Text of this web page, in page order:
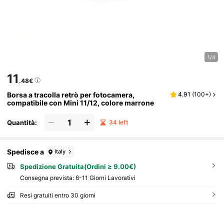
1/4
11 .48€
Borsa a tracolla retrò per fotocamera,
compatibile con Mini 11/12, colore marrone
4.91 (100+)
Quantità: 34 left
Spedisce a Italy
Spedizione Gratuita(Ordini ≥ 9.00€)
Consegna prevista: 6-11 Giorni Lavorativi
Resi gratuiti entro 30 giorni